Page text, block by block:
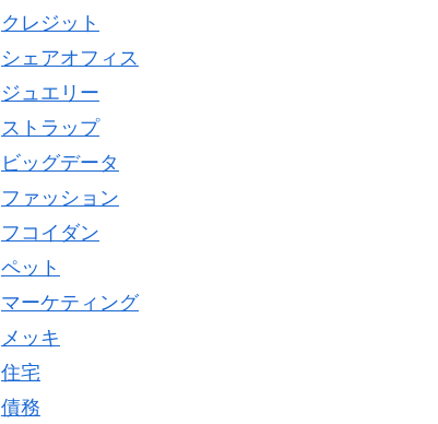
クレジット
シェアオフィス
ジュエリー
ストラップ
ビッグデータ
ファッション
フコイダン
ペット
マーケティング
メッキ
住宅
債務